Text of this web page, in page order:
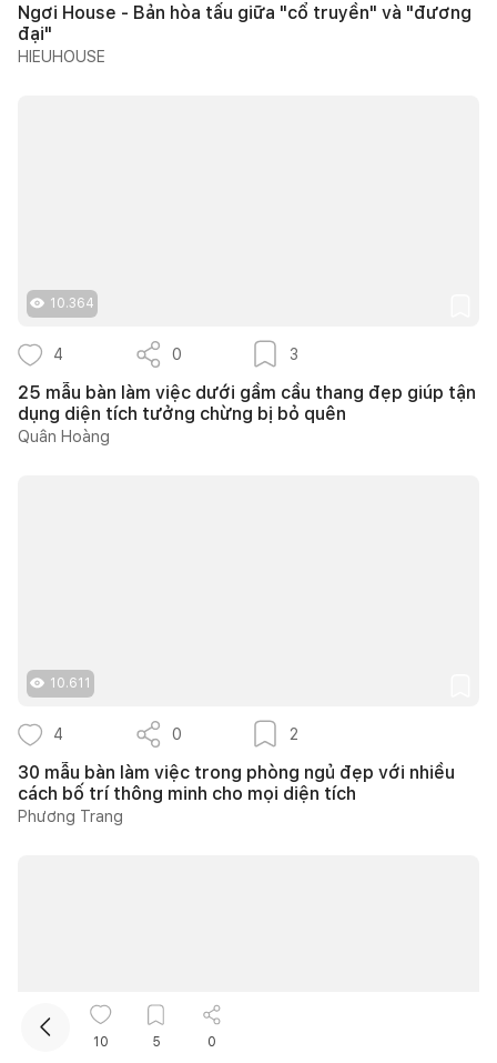
Ngơi House - Bản hòa tấu giữa "cổ truyền" và "đương
đại"
HIEUHOUSE
10.364
4 0 3
25 mẫu bàn làm việc dưới gầm cầu thang đẹp giúp tận
dụng diện tích tưởng chừng bị bỏ quên
Quân Hoàng
10.611
4 0 2
30 mẫu bàn làm việc trong phòng ngủ đẹp với nhiều
cách bố trí thông minh cho mọi diện tích
Phương Trang
10 5 0
Kết nối thiết kế, thi công